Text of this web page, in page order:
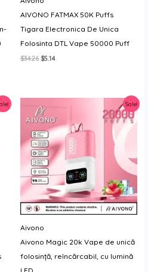
AIVONO FATMAX 50K Puffs
Tigara Electronica De Unica
Folosinta DTL Vape 50000 Puff
$34.26 Prețul
$5.14Prețul
Sale!
Aivono
Aivono Magic 20k Vape de unică
folosință, reîncărcabil, cu lumină